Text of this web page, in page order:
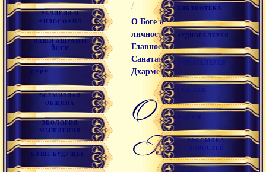
РЕЛИГИЯ И
ФИЛОСОФИЯ
НАШИ АШРАМЫ
ЙОГИ
ГУРУ
ВСЕМИРНАЯ
ОБЩИНА
ЭКОЛОГИЯ
МЫШЛЕНИЯ
НАШЕ БУДУЩЕЕ
/
О Боге и
личности.
Главное в
Санатана
Дхарме
О
Боге
БИБЛИОТЕКА
АУДИОГАЛЕРЕЯ
ФОТОГАЛЕРЕЯ
ССЫЛКИ
ФОРУМ
РАССЫЛКА
НОВОСТЕЙ